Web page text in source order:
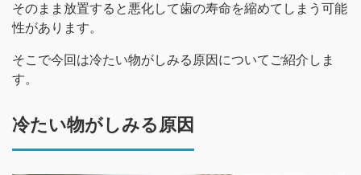
そのまま放置すると悪化して歯の寿命を縮めてしまう可能
性があります。
そこで今回は冷たい物がしみる原因についてご紹介しま
す。
冷たい物がしみる原因